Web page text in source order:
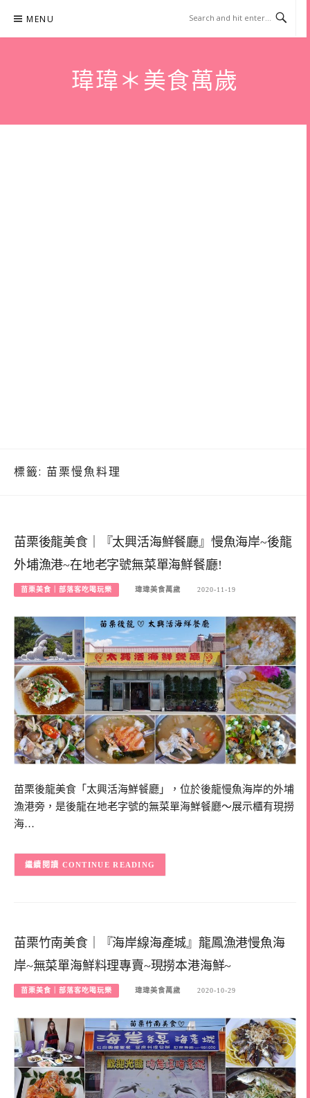
content
MENU
瑋瑋＊美食萬歲
標籤: 苗栗慢魚料理
苗栗後龍美食｜『太興活海鮮餐廳』慢魚海岸~後龍
外埔漁港~在地老字號無菜單海鮮餐廳!
苗栗美食｜部落客吃喝玩樂 瑋瑋美食萬歲 2020-11-19
苗栗後龍美食「太興活海鮮餐廳」，位於後龍慢魚海岸的外埔
漁港旁，是後龍在地老字號的無菜單海鮮餐廳～展示櫃有現撈
海…
CONTINUE READING
苗栗竹南美食｜『海岸線海產城』龍鳳漁港慢魚海
岸~無菜單海鮮料理專賣~現撈本港海鮮~
苗栗美食｜部落客吃喝玩樂 瑋瑋美食萬歲 2020-10-29